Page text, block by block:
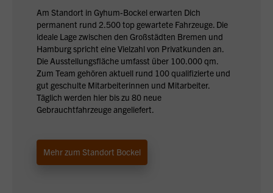
Am Standort in Gyhum-Bockel erwarten Dich
permanent rund 2.500 top gewartete Fahrzeuge. Die
ideale Lage zwischen den Großstädten Bremen und
Hamburg spricht eine Vielzahl von Privatkunden an.
Die Ausstellungsfläche umfasst über 100.000 qm.
Zum Team gehören aktuell rund 100 qualifizierte und
gut geschulte Mitarbeiterinnen und Mitarbeiter.
Täglich werden hier bis zu 80 neue
Gebrauchtfahrzeuge angeliefert.
Mehr zum Standort Bockel